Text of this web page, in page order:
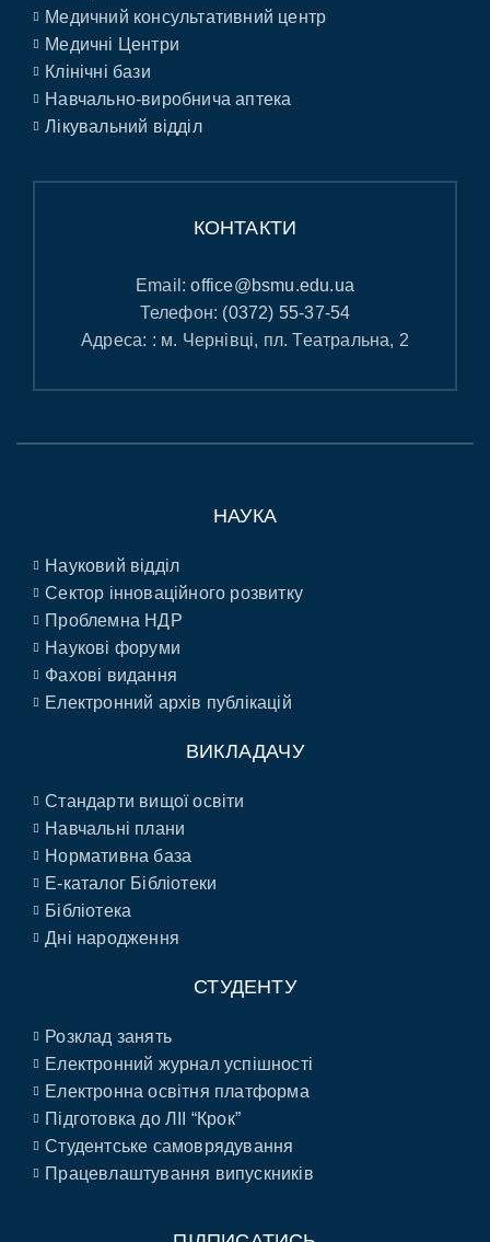
Медичний консультативний центр
Медичні Центри
Клінічні бази
Навчально-виробнича аптека
Лікувальний відділ
КОНТАКТИ
Email:office@bsmu.edu.ua
Телефон: (0372) 55-37-54
Адреса: : м. Чернівці, пл. Театральна, 2
НАУКА
Науковий відділ
Сектор інноваційного розвитку
Проблемна НДР
Наукові форуми
Фахові видання
Електронний архів публікацій
ВИКЛАДАЧУ
Стандарти вищої освіти
Навчальні плани
Нормативна база
E-каталог Бібліотеки
Бібліотека
Дні народження
СТУДЕНТУ
Розклад занять
Електронний журнал успішності
Електронна освітня платформа
Підготовка до ЛІІ “Крок”
Студентське самоврядування
Працевлаштування випускників